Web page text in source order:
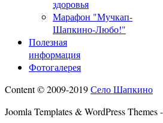
здоровья
Марафон "Мучкап-
Шапкино-Любо!"
Полезная
информация
Фотогалерея
Content © 2009-2019Село Шапкино
Joomla Templates & WordPress Themes